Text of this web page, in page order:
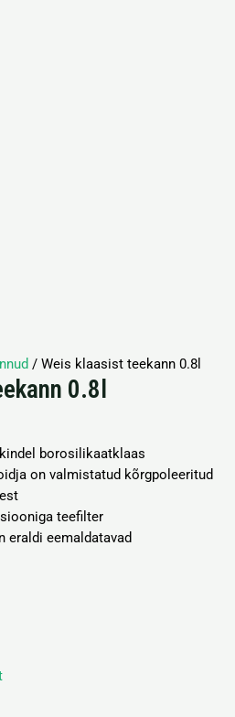
/ Weis klaasist teekann 0.8l
0.8l
borosilikaatklaas
on valmistatud kõrgpoleeritud
teefilter
eraldi eemaldatavad